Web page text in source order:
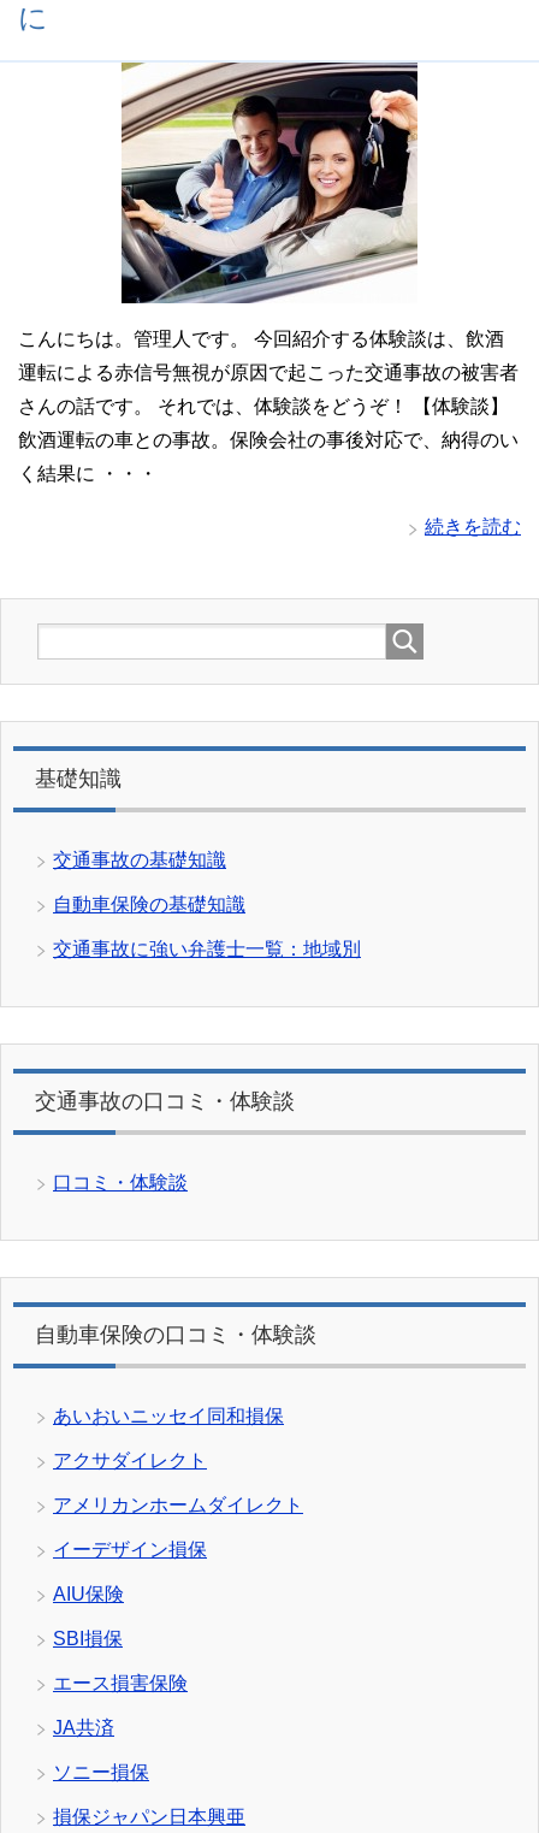
に
こんにちは。管理人です。 今回紹介する体験談は、飲酒
運転による赤信号無視が原因で起こった交通事故の被害者
さんの話です。 それでは、体験談をどうぞ！ 【体験談】
飲酒運転の車との事故。保険会社の事後対応で、納得のい
く結果に ・・・
続きを読む
基礎知識
交通事故の基礎知識
自動車保険の基礎知識
交通事故に強い弁護士一覧：地域別
交通事故の口コミ・体験談
口コミ・体験談
自動車保険の口コミ・体験談
あいおいニッセイ同和損保
アクサダイレクト
アメリカンホームダイレクト
イーデザイン損保
AIU保険
SBI損保
エース損害保険
JA共済
ソニー損保
損保ジャパン日本興亜